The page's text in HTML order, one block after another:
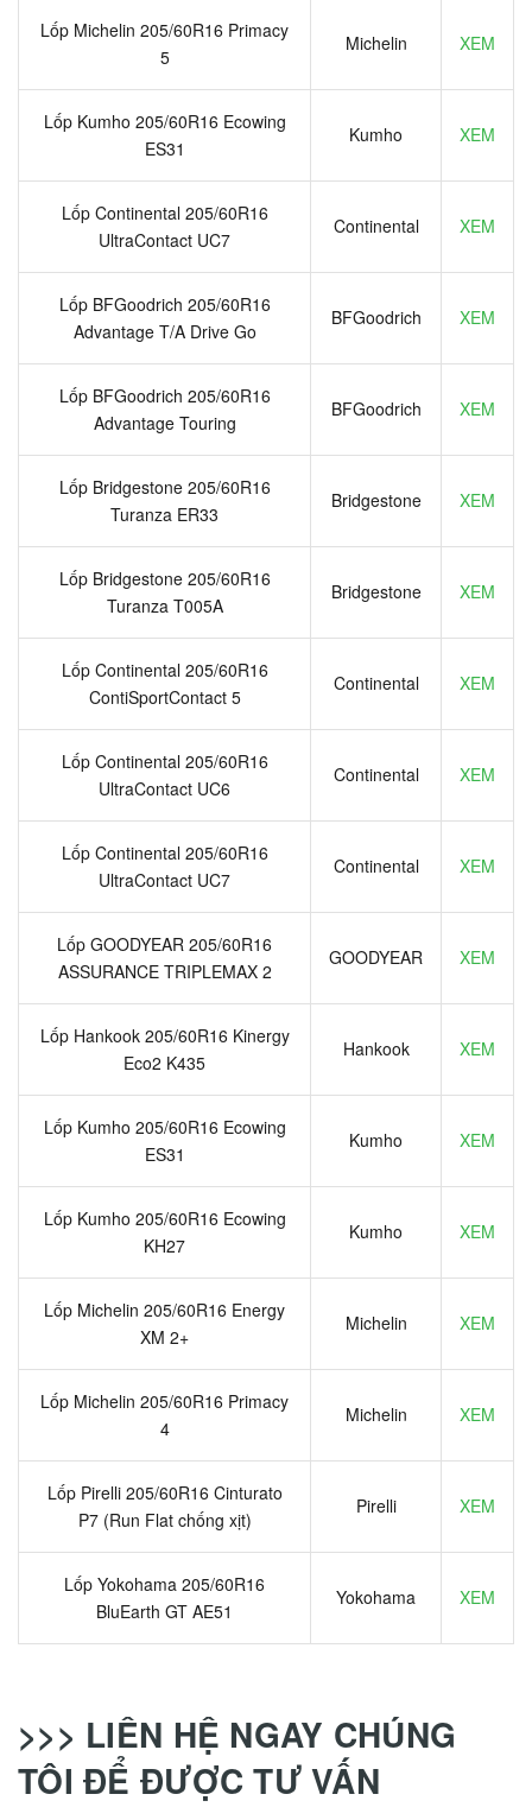
Lốp Michelin 205/60R16 Primacy
5
Michelin XEM
Lốp Kumho 205/60R16 Ecowing
ES31
Kumho XEM
Lốp Continental 205/60R16
UltraContact UC7
Continental XEM
Lốp BFGoodrich 205/60R16
Advantage T/A Drive Go
BFGoodrich XEM
Lốp BFGoodrich 205/60R16
Advantage Touring
BFGoodrich XEM
Lốp Bridgestone 205/60R16
Turanza ER33
Bridgestone XEM
Lốp Bridgestone 205/60R16
Turanza T005A
Bridgestone XEM
Lốp Continental 205/60R16
ContiSportContact 5
Continental XEM
Lốp Continental 205/60R16
UltraContact UC6
Continental XEM
Lốp Continental 205/60R16
UltraContact UC7
Continental XEM
Lốp GOODYEAR 205/60R16
ASSURANCE TRIPLEMAX 2
GOODYEAR XEM
Lốp Hankook 205/60R16 Kinergy
Eco2 K435
Hankook XEM
Lốp Kumho 205/60R16 Ecowing
ES31
Kumho XEM
Lốp Kumho 205/60R16 Ecowing
KH27
Kumho XEM
Lốp Michelin 205/60R16 Energy
XM 2+
Michelin XEM
Lốp Michelin 205/60R16 Primacy
4
Michelin XEM
Lốp Pirelli 205/60R16 Cinturato
P7 (Run Flat chống xịt)
Pirelli XEM
Lốp Yokohama 205/60R16
BluEarth GT AE51
Yokohama XEM
>>> LIÊN HỆ NGAY CHÚNG
TÔI ĐỂ ĐƯỢC TƯ VẤN